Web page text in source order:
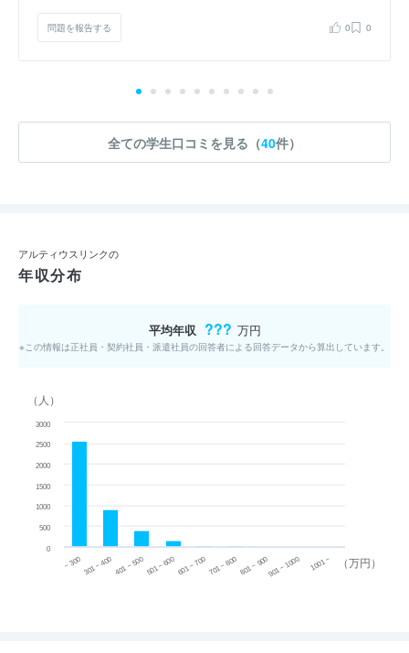
問題を報告する 0 0
全ての学生口コミを見る（40件）
アルティウスリンクの
年収分布
平均年収 ??? 万円
※この情報は正社員・契約社員・派遣社員の回答者による回答データから算出しています。
（万円）
（人）
~ 300 301 ~ 400 401 ~ 500501 ~ 600601 ~ 700701 ~ 800801 ~ 900901 ~ 1000 1001 ~
0
500
1000
1500
2000
2500
3000